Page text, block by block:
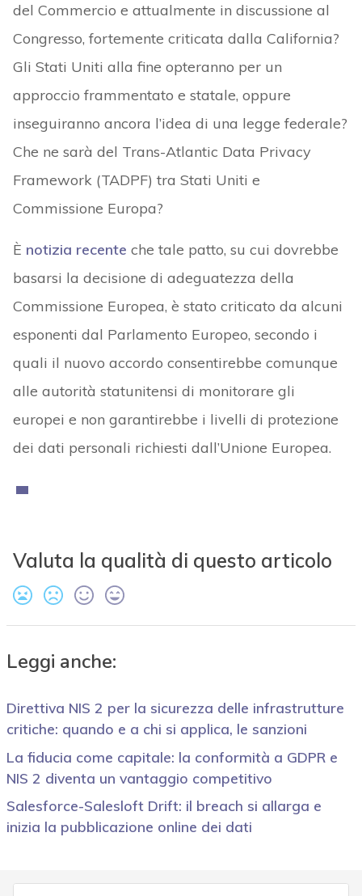
del Commercio e attualmente in discussione al
Congresso, fortemente criticata dalla California?
Gli Stati Uniti alla fine opteranno per un
approccio frammentato e statale, oppure
inseguiranno ancora l’idea di una legge federale?
Che ne sarà del Trans-Atlantic Data Privacy
Framework (TADPF) tra Stati Uniti e
Commissione Europa?
È notizia recente che tale patto, su cui dovrebbe
basarsi la decisione di adeguatezza della
Commissione Europea, è stato criticato da alcuni
esponenti dal Parlamento Europeo, secondo i
quali il nuovo accordo consentirebbe comunque
alle autorità statunitensi di monitorare gli
europei e non garantirebbe i livelli di protezione
dei dati personali richiesti dall’Unione Europea.
Valuta la qualità di questo articolo
Leggi anche:
Direttiva NIS 2 per la sicurezza delle infrastrutture
critiche: quando e a chi si applica, le sanzioni
La fiducia come capitale: la conformità a GDPR e
NIS 2 diventa un vantaggio competitivo
Salesforce-Salesloft Drift: il breach si allarga e
inizia la pubblicazione online dei dati